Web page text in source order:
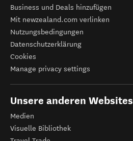
Business und Deals hinzufügen
Mit newzealand.com verlinken
Nutzungsbedingungen
Datenschutzerklärung
Cookies
Manage privacy settings
Unsere anderen Websites
Medien
Visuelle Bibliothek